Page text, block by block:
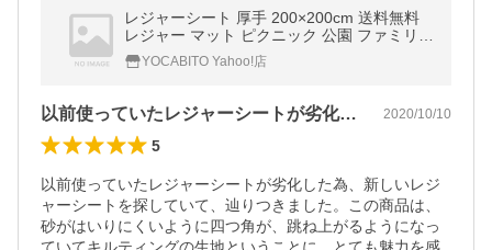
レジャーシート 厚手 200×200cm 送料無料
レジャー マット ピクニック 公園 ファミリー
子供 こども 大判 夏休み おしゃれ QC-LS20
0 カーキ クイックキャンプ
YOCABITO Yahoo!店
以前使っていたレジャーシートが劣化した… 2020/10/10
5
以前使っていたレジャーシートが劣化した為、新しいレジ
ャーシートを探していて、辿りつきました。この商品は、
砂がはいりにくいように四つ角が、跳ね上がるようになっ